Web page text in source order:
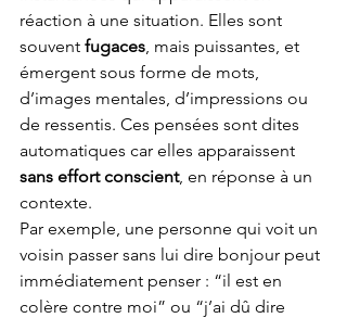
réaction à une situation. Elles sont
souvent fugaces, mais puissantes, et
émergent sous forme de mots,
d’images mentales, d’impressions ou
de ressentis. Ces pensées sont dites
automatiques car elles apparaissent
sans effort conscient, en réponse à un
contexte.
Par exemple, une personne qui voit un
voisin passer sans lui dire bonjour peut
immédiatement penser : “il est en
colère contre moi” ou “j’ai dû dire